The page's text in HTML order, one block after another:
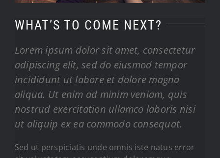
WHAT’S TO COME NEXT?
Lorem ipsum dolor sit amet, consectetur
adipiscing elit, sed do eiusmod tempor
incididunt ut labore et dolore magna
aliqua. Ut enim ad minim veniam, quis
nostrud exercitation ullamco laboris nisi
ut aliquip ex ea commodo consequat.
Sed ut perspiciatis unde omnis iste natus error